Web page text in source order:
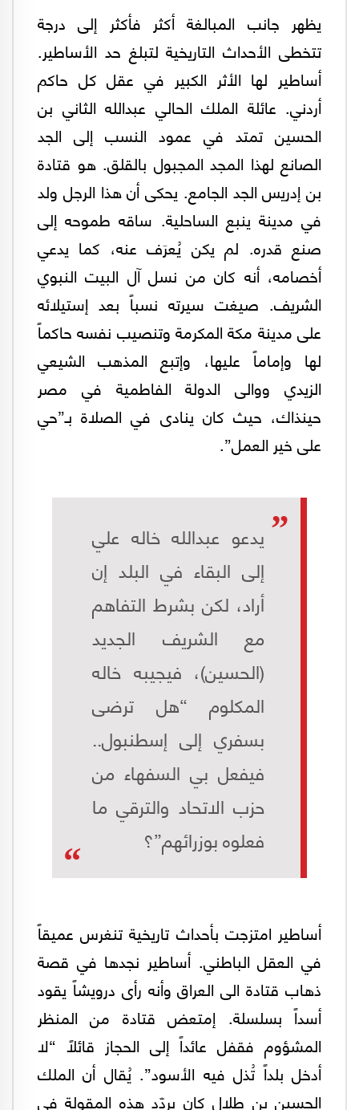
يظهر جانب المبالغة أكثر فأكثر إلى درجة
تتخطى الأحداث التاريخية لتبلغ حد الأساطير.
أساطير لها الأثر الكبير في عقل كل حاكم
أردني. عائلة الملك الحالي عبدالله الثاني بن
الحسين تمتد في عمود النسب إلى الجد
الصانع لهذا المجد المجبول بالقلق. هو قتادة
بن إدريس الجد الجامع. يحكى أن هذا الرجل ولد
في مدينة ينبع الساحلية. ساقه طموحه إلى
صنع قدره. لم يكن يُعرَف عنه، كما يدعي
أخصامه، أنه كان من نسل آل البيت النبوي
الشريف. صيغت سيرته نسباً بعد إستيلائه
على مدينة مكة المكرمة وتنصيب نفسه حاكماً
لها وإماماً عليها، وإتبع المذهب الشيعي
الزيدي ووالى الدولة الفاطمية في مصر
حينذاك، حيث كان ينادى في الصلاة بـ”حي
على خير العمل”.
يدعو عبدالله خاله علي
إلى البقاء في البلد إن
أراد، لكن بشرط التفاهم
مع الشريف الجديد
(الحسين)، فيجيبه خاله
المكلوم “هل ترضى
بسفري إلى إسطنبول..
فيفعل بي السفهاء من
حزب الاتحاد والترقي ما
فعلوه بوزرائهم”؟
أساطير امتزجت بأحداث تاريخية تنغرس عميقاً
في العقل الباطني. أساطير نجدها في قصة
ذهاب قتادة الى العراق وأنه رأى درويشاً يقود
أسداً بسلسلة. إمتعض قتادة من المنظر
المشؤوم فقفل عائداً إلى الحجاز قائلاً “لا
أدخل بلداً تُذل فيه الأسود”. يُقال أن الملك
الحسين بن طلال كان يردّد هذه المقولة في